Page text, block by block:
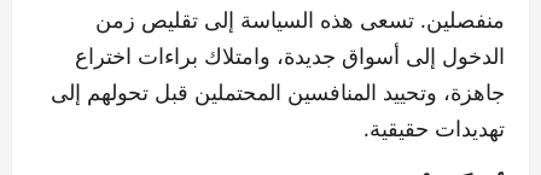
منفصلين. تسعى هذه السياسة إلى تقليص زمن
الدخول إلى أسواق جديدة، وامتلاك براءات اختراع
جاهزة، وتحييد المنافسين المحتملين قبل تحولهم إلى
تهديدات حقيقية.